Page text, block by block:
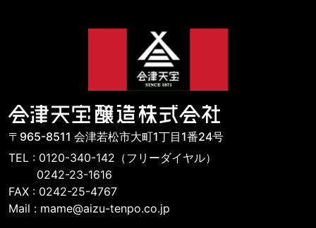
〒965-8511 会津若松市大町1丁目1番24号
TEL : 0120-340-142（フリーダイヤル）
0242-23-1616
FAX : 0242-25-4767
Mail : mame@aizu-tenpo.co.jp